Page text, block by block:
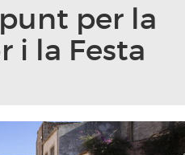
per la
i la Festa